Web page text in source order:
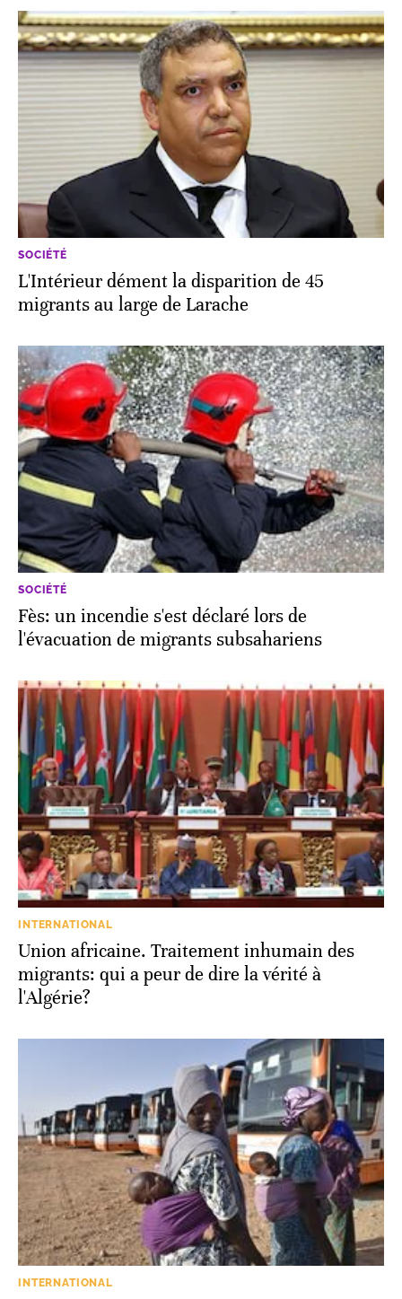
SOCIÉTÉ
L'Intérieur dément la disparition de 45
migrants au large de Larache
SOCIÉTÉ
Fès: un incendie s'est déclaré lors de
l'évacuation de migrants subsahariens
INTERNATIONAL
Union africaine. Traitement inhumain des
migrants: qui a peur de dire la vérité à
l'Algérie?
INTERNATIONAL